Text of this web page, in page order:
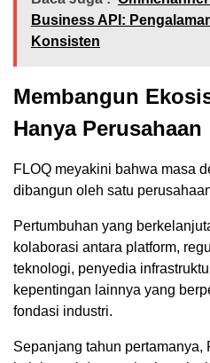
Business API:
Konsisten
Membangun
Hanya Perusahaan
FLOQ meyakini bahwa masa
dibangun oleh satu
Pertumbuhan yang
kolaborasi antara platform,
teknologi, penyedia
kepentingan lainnya yang
fondasi industri.
Sepanjang tahun pertamanya,